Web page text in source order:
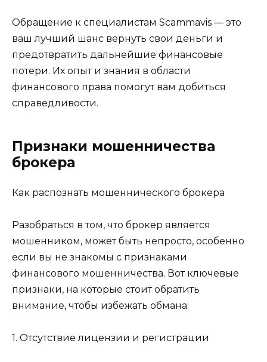
Обращение к специалистам Scammavis — это
ваш лучший шанс вернуть свои деньги и
предотвратить дальнейшие финансовые
потери. Их опыт и знания в области
финансового права помогут вам добиться
справедливости.
Признаки мошенничества
брокера
Как распознать мошеннического брокера
Разобраться в том, что брокер является
мошенником, может быть непросто, особенно
если вы не знакомы с признаками
финансового мошенничества. Вот ключевые
признаки, на которые стоит обратить
внимание, чтобы избежать обмана:
1. Отсутствие лицензии и регистрации